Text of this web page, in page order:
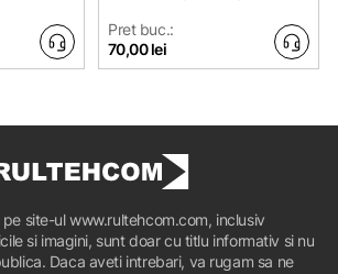
Pret buc.:
70,00 lei
site-ul www.rultehcom.com, inclusiv
si imagini, sunt doar cu titlu informativ si nu
Daca aveti intrebari, va rugam sa ne